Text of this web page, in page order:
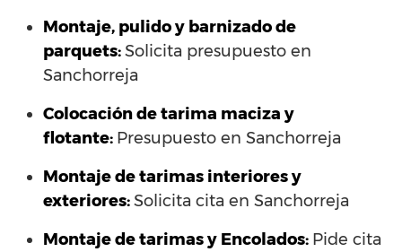
Montaje, pulido y barnizado de
parquets:Solicita presupuesto en
Sanchorreja
Colocación de tarima maciza y
flotante: Presupuesto en Sanchorreja
Montaje de tarimas interiores y
exteriores:Solicita cita en Sanchorreja
Montaje de tarimas y Encolados: Pide cita